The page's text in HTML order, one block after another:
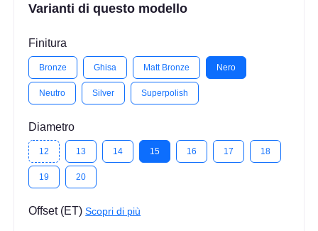
Varianti di questo modello
Finitura
Bronze Ghisa Matt Bronze Nero
Neutro Silver Superpolish
Diametro
12 13 14 15 16 17 18
19 20
Offset (ET)Scopri di più